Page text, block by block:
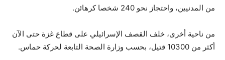
من المدنيين، واحتجاز نحو 240 شخصا كرهائن.
من ناحية أخرى، خلف القصف الإسرائيلي على قطاع غزة حتى الآن
أكثر من 10300 قتيل، بحسب وزارة الصحة التابعة لحركة حماس.